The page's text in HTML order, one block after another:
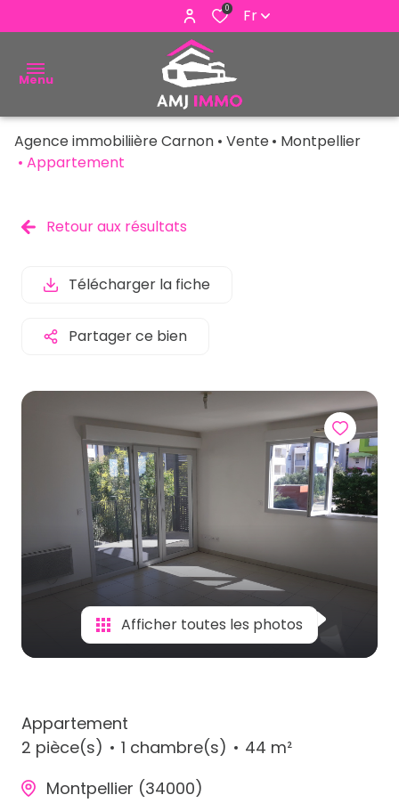
0 Fr
Menu
ACHETER
ESTIMER
ALERTE
E-MAIL
NOUS
Agence immobiliière Carnon Vente
Montpellier
Appartement
Retour aux résultats
Télécharger la fiche
Partager ce bien
Afficher toutes les photos
Appartement
2 pièce(s)
1 chambre(s)
44 m²
Montpellier (34000)